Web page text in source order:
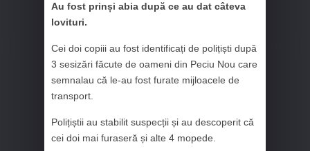
Au fost prinși abia după ce au dat câteva
lovituri.
Cei doi copiii au fost identificați de polițiști după
3 sesizări făcute de oameni din Peciu Nou care
semnalau că le-au fost furate mijloacele de
transport.
Polițiștii au stabilit suspecții și au descoperit că
cei doi mai furaseră și alte 4 mopede.